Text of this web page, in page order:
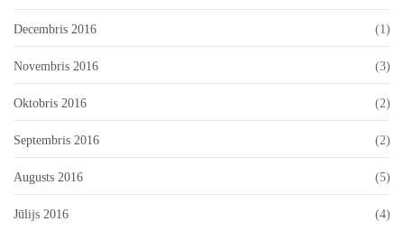
Decembris 2016 (1)
Novembris 2016 (3)
Oktobris 2016 (2)
Septembris 2016 (2)
Augusts 2016 (5)
Jūlijs 2016 (4)